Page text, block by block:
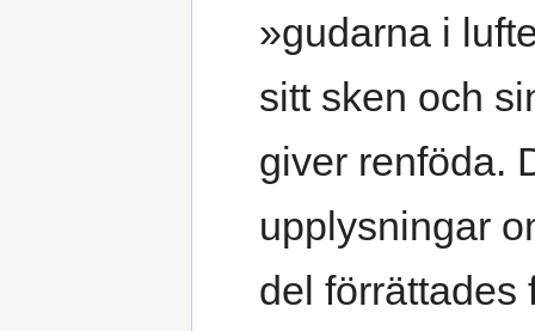
»gudarna i
sitt sken och
giver renföda.
upplysningar
del förrättades